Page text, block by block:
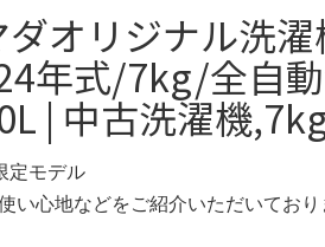
ダオリジナル洗
年式/7kg/全自
| 中古洗濯機
定モデル
い心地などをご紹介いただいており